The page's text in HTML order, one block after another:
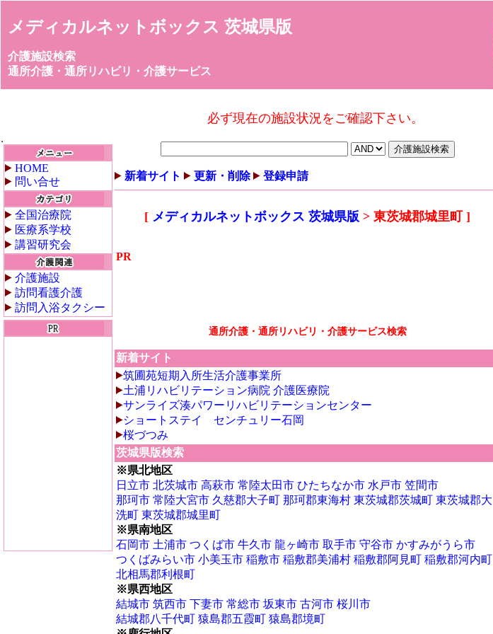
メディカルネットボックス 茨城県版
介護施設検索
通所介護・通所リハビリ・介護サービス
必ず現在の施設状況をご確認下さい。
HOME
問い合せ
全国治療院
医療系学校
講習研究会
介護施設
訪問看護介護
訪問入浴タクシー
新着サイト 更新・削除 登録申請
[ メディカルネットボックス 茨城県版 > 東茨城郡城里町 ]
PR
通所介護・通所リハビリ・介護サービス検索
新着サイト
筑圃苑短期入所生活介護事業所
土浦リハビリテーション病院 介護医療院
サンライズ湊パワーリハビリテーションセンター
ショートステイ センチュリー石岡
桜づつみ
茨城県版検索
※県北地区
日立市 北茨城市 高萩市 常陸太田市 ひたちなか市 水戸市 笠間市
那珂市 常陸大宮市 久慈郡大子町 那珂郡東海村 東茨城郡茨城町 東茨城郡大
洗町 東茨城郡城里町
※県南地区
石岡市 土浦市 つくば市 牛久市 龍ヶ崎市 取手市 守谷市 かすみがうら市
つくばみらい市 小美玉市 稲敷市 稲敷郡美浦村 稲敷郡阿見町 稲敷郡河内町
北相馬郡利根町
※県西地区
結城市 筑西市 下妻市 常総市 坂東市 古河市 桜川市
結城郡八千代町 猿島郡五霞町 猿島郡境町